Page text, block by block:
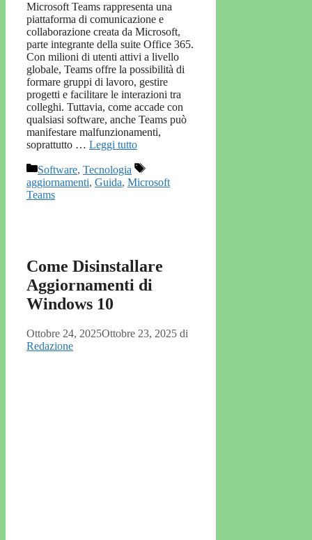
Microsoft Teams rappresenta una
piattaforma di comunicazione e
collaborazione creata da Microsoft,
parte integrante della suite Office 365.
Con milioni di utenti attivi a livello
globale, Teams offre la possibilità di
formare gruppi di lavoro, gestire
progetti e facilitare le interazioni tra
colleghi. Tuttavia, come accade con
qualsiasi software, anche Teams può
manifestare malfunzionamenti,
soprattutto … Leggi tutto
Categorie
Software, Tecnologia
Tag
aggiornamenti, Guida, Microsoft
Teams
Come Disinstallare
Aggiornamenti di
Windows 10
Ottobre 24, 2025Ottobre 23, 2025 di
Redazione